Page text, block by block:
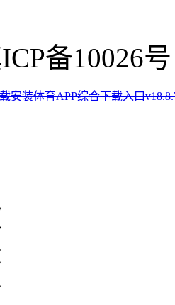
备10026号
安装体育APP综合下载入口